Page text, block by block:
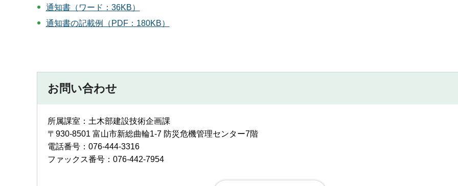
通知書（ワード：36KB）
通知書の記載例（PDF：180KB）
お問い合わせ
所属課室：土木部建設技術企画課
〒930-8501 富山市新総曲輪1-7 防災危機管理センター7階
電話番号：076-444-3316
ファックス番号：076-442-7954